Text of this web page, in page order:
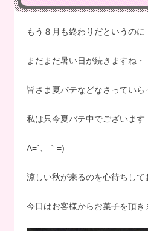
もう８月も終わりだというのに
まだまだ暑い日が続きますね・
皆さま夏バテなどなさっていら
私は只今夏バテ中でございます
A=´、｀=)ゞ
涼しい秋が来るのを心待ちして
今日はお客様からお菓子を頂き